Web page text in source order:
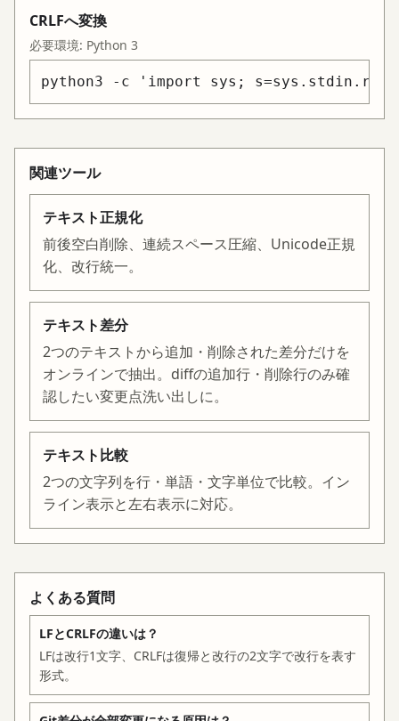
CRLFへ変換
必要環境: Python 3
python3 -c 'import sys;
関連ツール
テキスト正規化
前後空白削除、連続スペース圧縮、Unicode正規
化、改行統一。
テキスト差分
2つのテキストから追加・削除された差分だけを
オンラインで抽出。diffの追加行・削除行のみ確
認したい変更点洗い出しに。
テキスト比較
2つの文字列を行・単語・文字単位で比較。イン
ライン表示と左右表示に対応。
よくある質問
LFとCRLFの違いは？
LFは改行1文字、CRLFは復帰と改行の2文字で改行を表す
形式。